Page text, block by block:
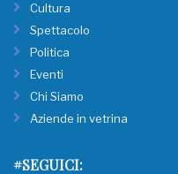
Cultura
Spettacolo
Politica
Eventi
Chi Siamo
Aziende in vetrina
#SEGUICI: